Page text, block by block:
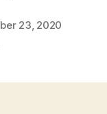
23, 2020